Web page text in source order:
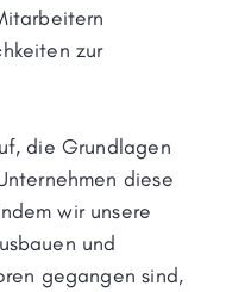
zur
die Grundlagen
diese
wir unsere
und
gegangen sind,